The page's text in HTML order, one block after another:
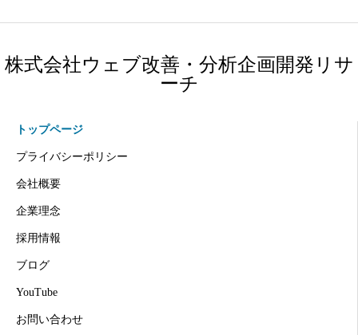
株式会社ウェブ改善・分析企画開発リサ
ーチ
トップページ
プライバシーポリシー
会社概要
企業理念
採用情報
ブログ
YouTube
お問い合わせ